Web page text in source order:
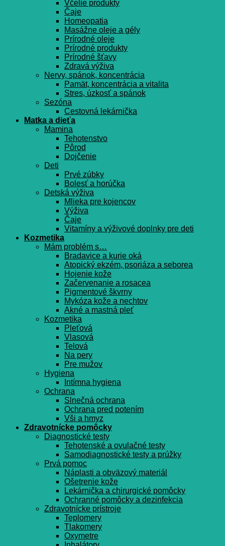
Včelie produkty
Čaje
Homeopatia
Masážne oleje a gély
Prírodné oleje
Prírodné produkty
Prírodné šťavy
Zdravá výživa
Nervy, spánok, koncentrácia
Pamät, koncentrácia a vitalita
Stres, úzkosť a spánok
Sezóna
Cestovná lekárnička
Matka a dieťa
Mamina
Tehotenstvo
Pôrod
Dojčenie
Deti
Prvé zúbky
Bolesť a horúčka
Detská výživa
Mlieka pre kojencov
Výživa
Čaje
Vitamíny a výživové doplnky pre deti
Kozmetika
Mám problém s…
Bradavice a kurie oká
Atopický ekzém, psoriáza a seborea
Hojenie kože
Začervenanie a rosacea
Pigmentové škvrny
Mykóza kože a nechtov
Akné a mastná pleť
Kozmetika
Pleťová
Vlasová
Telová
Na pery
Pre mužov
Hygiena
Intímna hygiena
Ochrana
Slnečná ochrana
Ochrana pred potením
Vši a hmyz
Zdravotnícke pomôcky
Diagnostické testy
Tehotenské a ovulačné testy
Samodiagnostické testy a prúžky
Prvá pomoc
Náplasti a obväzový materiál
Ošetrenie kože
Lekárnička a chirurgické pomôcky
Ochranné pomôcky a dezinfekcia
Zdravotnícke prístroje
Teplomery
Tlakomery
Oxymetre